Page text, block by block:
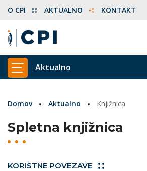
O CPI AKTUALNO KONTAKT
PRIKAŽI GLAVNI MENI
Aktualno
Domov Aktualno Knjižnica
Spletna knjižnica
KORISTNE POVEZAVE